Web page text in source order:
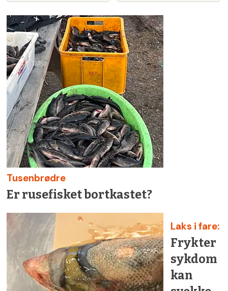
Tusenbrødre
Er rusefisket bortkastet?
Laks i fare:
Frykter
sykdom
kan